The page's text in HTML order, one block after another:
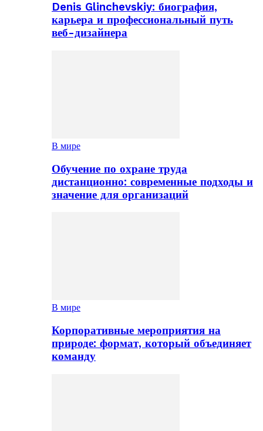
Denis Glinchevskiy: биография,
карьера и профессиональный путь
веб-дизайнера
В мире
Обучение по охране труда
дистанционно: современные подходы и
значение для организаций
В мире
Корпоративные мероприятия на
природе: формат, который объединяет
команду